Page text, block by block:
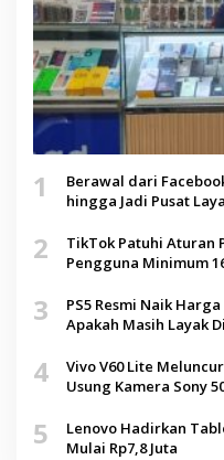
1
Berawal dari
hingga Jadi Pusat
2
TikTok Patuhi Aturan
Pengguna Minimum
3
PS5 Resmi Naik
Apakah Masih Layak
4
Vivo V60 Lite
Usung Kamera Sony
5
Lenovo Hadirkan
Mulai Rp7,8 Juta